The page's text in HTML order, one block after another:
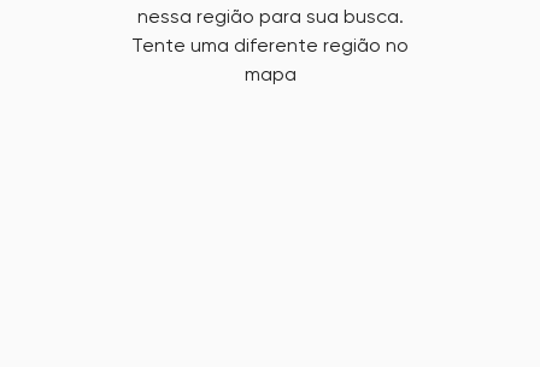
nessa região para sua busca.
Tente uma diferente região no
mapa